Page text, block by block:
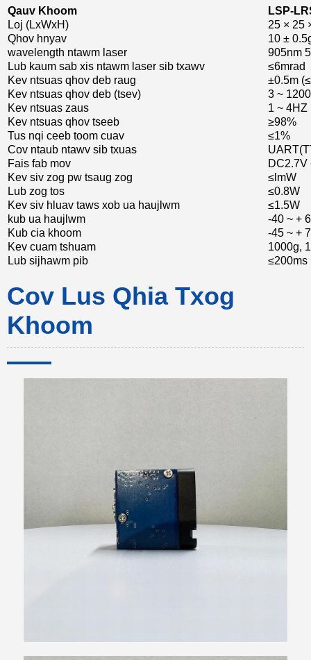
Qauv Khoom
LSP-
Loj (LxWxH)
25 × 25
Qhov hnyav
10 ±
wavelength ntawm laser
905nm
Lub kaum sab xis ntawm laser sib txawv
≤6mrad
Kev ntsuas qhov deb raug
±0.5m
Kev ntsuas qhov deb (tsev)
3 ~
Kev ntsuas zaus
1 ~ 4HZ
Kev ntsuas qhov tseeb
≥98%
Tus nqi ceeb toom cuav
≤1%
Cov ntaub ntawv sib txuas
Fais fab mov
DC2.7V
Kev siv zog pw tsaug zog
≤lmW
Lub zog tos
≤0.8W
Kev siv hluav taws xob ua haujlwm
≤1.5W
kub ua haujlwm
-40 ~ +
Kub cia khoom
-45 ~ +
Kev cuam tshuam
1000g,
Lub sijhawm pib
≤200ms
Cov Lus Qhia Txog
Khoom